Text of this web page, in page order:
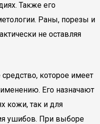
Также его
Раны, порезы и
не оставляя
которое имеет
Его назначают
кожи, так и для
ушибов. При выборе